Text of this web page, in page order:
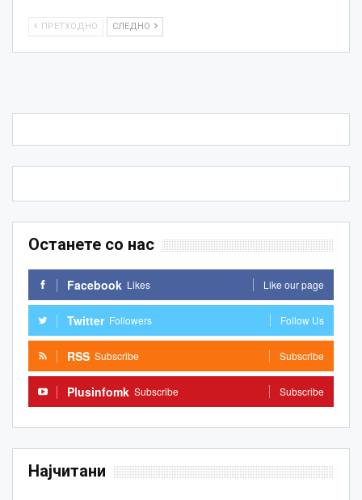
ПРЕТХОДНО СЛЕДНО
Останете со нас
Facebook Likes Like our page
Twitter Followers Follow Us
RSS Subscribe Subscribe
Plusinfomk Subscribe Subscribe
Најчитани